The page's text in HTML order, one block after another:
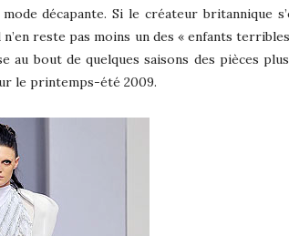
décapante. Si le créateur britannique
reste pas moins un des « enfants
bout de quelques saisons des pièces
le printemps-été 2009.